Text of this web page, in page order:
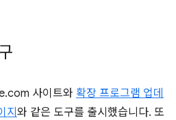
사이트와 확장 프로그램 업데
지 와 같은 도구를 출시했습니다. 또